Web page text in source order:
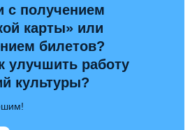
с получением
карты» или
билетов?
улучшить работу
культуры?